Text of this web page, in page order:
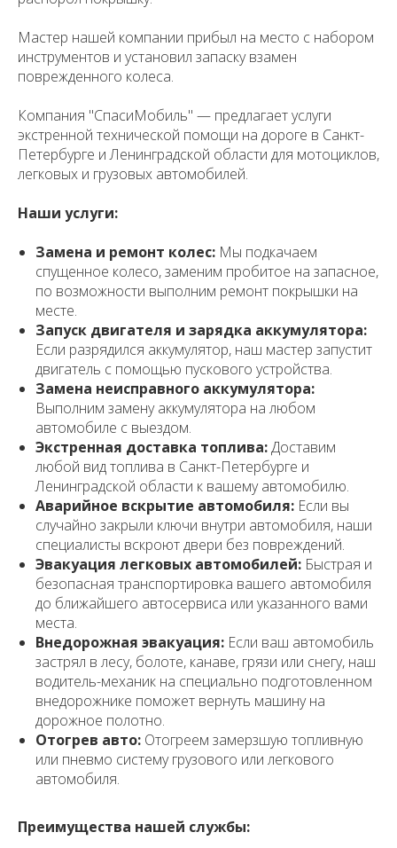
Мастер нашей компании прибыл на место с набором
инструментов и установил запаску взамен
поврежденного колеса.
Компания "СпасиМобиль" — предлагает услуги
экстренной технической помощи на дороге в Санкт-
Петербурге и Ленинградской области для мотоциклов,
легковых и грузовых автомобилей.
Наши услуги:
Замена и ремонт колес: Мы подкачаем
спущенное колесо, заменим пробитое на запасное,
по возможности выполним ремонт покрышки на
месте.
Запуск двигателя и зарядка аккумулятора:
Если разрядился аккумулятор, наш мастер запустит
двигатель с помощью пускового устройства.
Замена неисправного аккумулятора:
Выполним замену аккумулятора на любом
автомобиле с выездом.
Экстренная доставка топлива:Доставим
любой вид топлива в Санкт-Петербурге и
Ленинградской области к вашему автомобилю.
Аварийное вскрытие автомобиля: Если вы
случайно закрыли ключи внутри автомобиля, наши
специалисты вскроют двери без повреждений.
Эвакуация легковых автомобилей: Быстрая и
безопасная транспортировка вашего автомобиля
до ближайшего автосервиса или указанного вами
места.
Внедорожная эвакуация: Если ваш автомобиль
застрял в лесу, болоте, канаве, грязи или снегу, наш
водитель-механик на специально подготовленном
внедорожнике поможет вернуть машину на
дорожное полотно.
Отогрев авто: Отогреем замерзшую топливную
или пневмо систему грузового или легкового
автомобиля.
Преимущества нашей службы: